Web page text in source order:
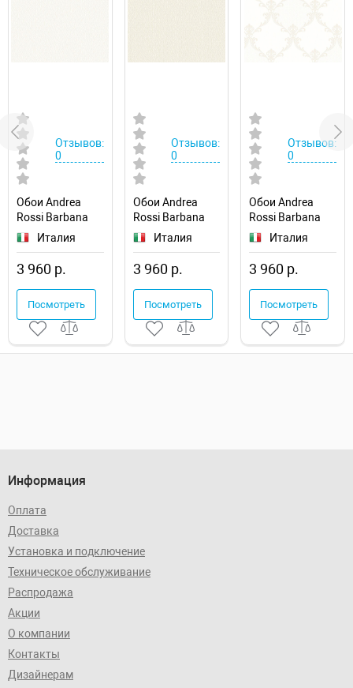
Отзывов:
0
Обои Andrea
Rossi Barbana
54285-1Италия
3 960 р.
Посмотреть
Отзывов:
0
Обои Andrea
Rossi Barbana
54285-2Италия
3 960 р.
Посмотреть
Отзывов:
0
Обои Andrea
Rossi Barbana
54286-1Италия
3 960 р.
Посмотреть
Информация
Оплата
Доставка
Установка и подключение
Техническое обслуживание
Распродажа
Акции
О компании
Контакты
Дизайнерам